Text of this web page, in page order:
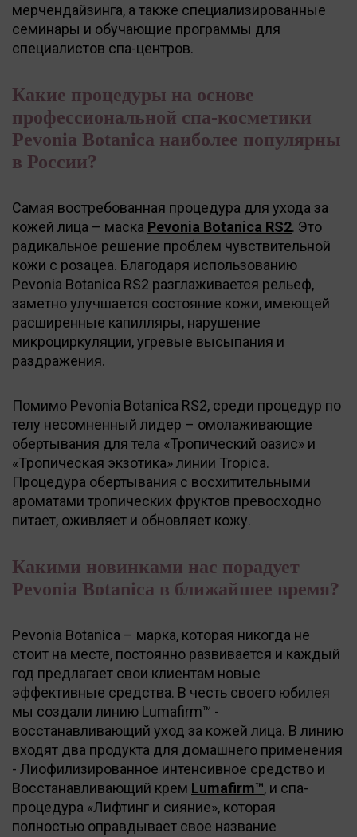
мерчендайзинга, а также специализированные
семинары и обучающие программы для
специалистов спа-центров.
Какие процедуры на основе
профессиональной спа-косметики
Pevonia Botanica наиболее популярны
в России?
Самая востребованная процедура для ухода за
кожей лица – маска Pevonia Botanica RS2. Это
радикальное решение проблем чувствительной
кожи с розацеа. Благодаря использованию
Pevonia Botanica RS2 разглаживается рельеф,
заметно улучшается состояние кожи, имеющей
расширенные капилляры, нарушение
микроциркуляции, угревые высыпания и
раздражения.
Помимо Pevonia Botanica RS2, среди процедур по
телу несомненный лидер – омолаживающие
обертывания для тела «Тропический оазис» и
«Тропическая экзотика» линии Tropica.
Процедура обертывания с восхитительными
ароматами тропических фруктов превосходно
питает, оживляет и обновляет кожу.
Какими новинками нас порадует
Pevonia Botanica в ближайшее время?
Pevonia Botanica – марка, которая никогда не
стоит на месте, постоянно развивается и каждый
год предлагает свои клиентам новые
эффективные средства. В честь своего юбилея
мы создали линию Lumafirm™ -
восстанавливающий уход за кожей лица. В линию
входят два продукта для домашнего применения
- Лиофилизированное интенсивное средство и
Восстанавливающий крем Lumafirm™, и спа-
процедура «Лифтинг и сияние», которая
полностью оправдывает свое название